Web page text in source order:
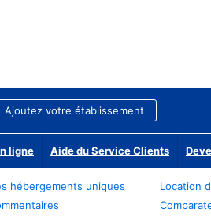
Ajoutez votre établissement
ligne Aide du Service Clients
hébergements uniques
Location